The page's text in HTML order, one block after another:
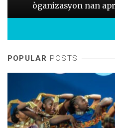
òganizasyon nan
POPULAR POSTS